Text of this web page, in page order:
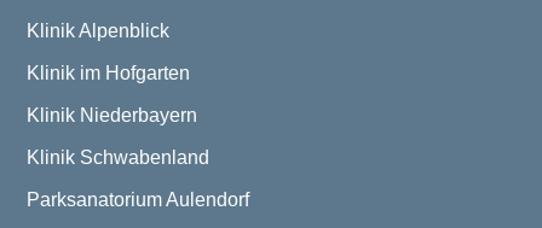
Klinik Alpenblick
Klinik im Hofgarten
Klinik Niederbayern
Klinik Schwabenland
Parksanatorium Aulendorf